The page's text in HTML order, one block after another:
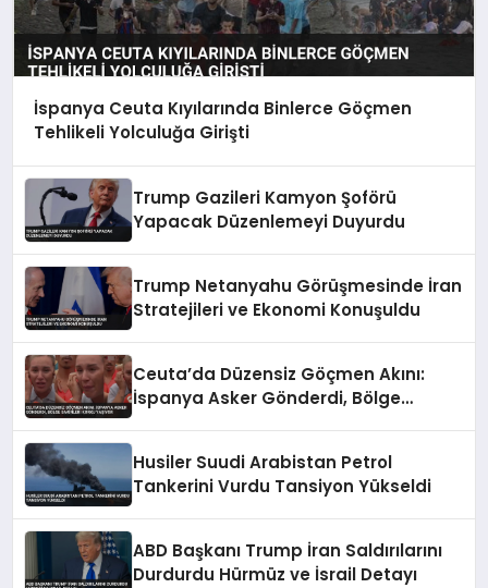
İspanya Ceuta Kıyılarında Binlerce Göçmen
Tehlikeli Yolculuğa Girişti
Trump Gazileri Kamyon Şoförü
Yapacak Düzenlemeyi Duyurdu
Trump Netanyahu Görüşmesinde İran
Stratejileri ve Ekonomi Konuşuldu
Ceuta’da Düzensiz Göçmen Akını:
İspanya Asker Gönderdi, Bölge
Husiler Suudi Arabistan Petrol
Tankerini Vurdu Tansiyon Yükseldi
ABD Başkanı Trump İran Saldırılarını
Durdurdu Hürmüz ve İsrail Detayı